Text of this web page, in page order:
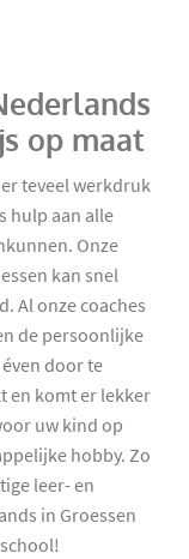
op maat
teveel werkdruk
hulp aan alle
Onze
kan snel
Al onze coaches
de persoonlijke
door te
en komt er lekker
uw kind op
hobby. Zo
leer- en
in Groessen